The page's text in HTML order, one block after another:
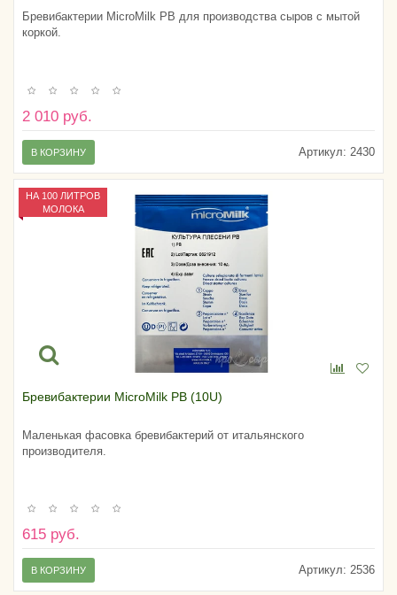
Бревибактерии MicroMilk PB для производства сыров с мытой
коркой.
2 010 руб.
Артикул: 2430
В КОРЗИНУ
НА 100 ЛИТРОВ
МОЛОКА
Бревибактерии MicroMilk PB (10U)
Маленькая фасовка бревибактерий от итальянского
производителя.
615 руб.
Артикул: 2536
В КОРЗИНУ